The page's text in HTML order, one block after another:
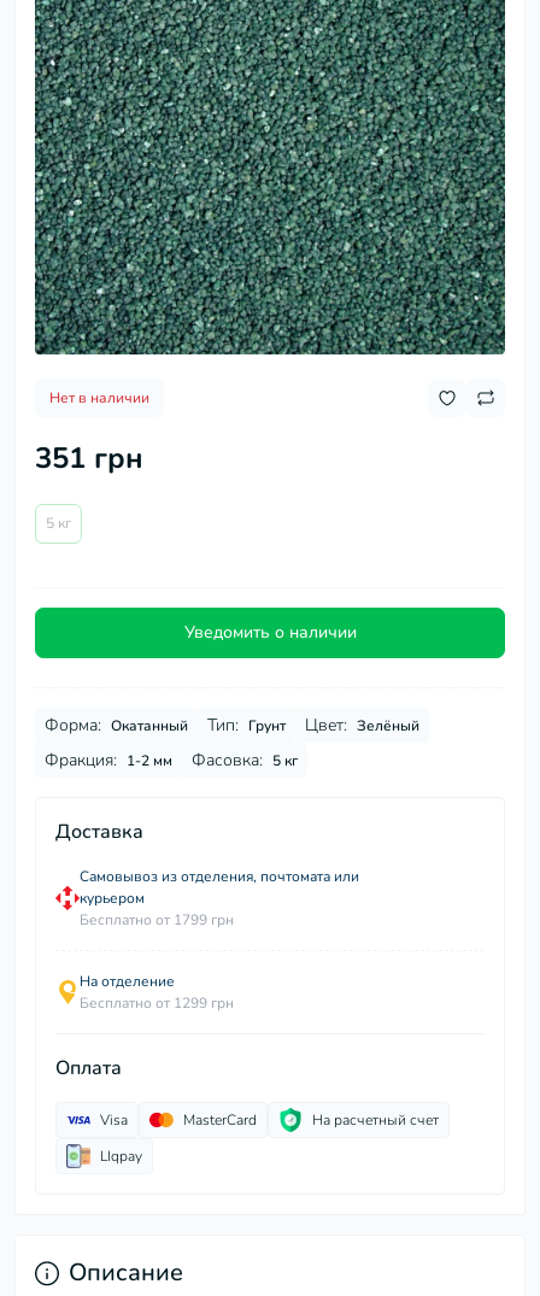
Нет в наличии
351 грн
5 кг
Уведомить о наличии
Форма: Окатанный Тип: Грунт Цвет: Зелёный
Фракция: 1-2 мм Фасовка: 5 кг
Доставка
Самовывоз из отделения, почтомата или
курьером
Бесплатно от 1799 грн
На отделение
Бесплатно от 1299 грн
Оплата
Visa MasterCard
На расчетный счет
LIqpay
Описание